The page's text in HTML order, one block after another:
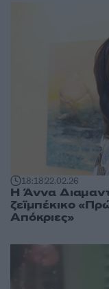
18:1822.02.26
Η Άννα
ζεϊμπέκικο
Απόκριες»